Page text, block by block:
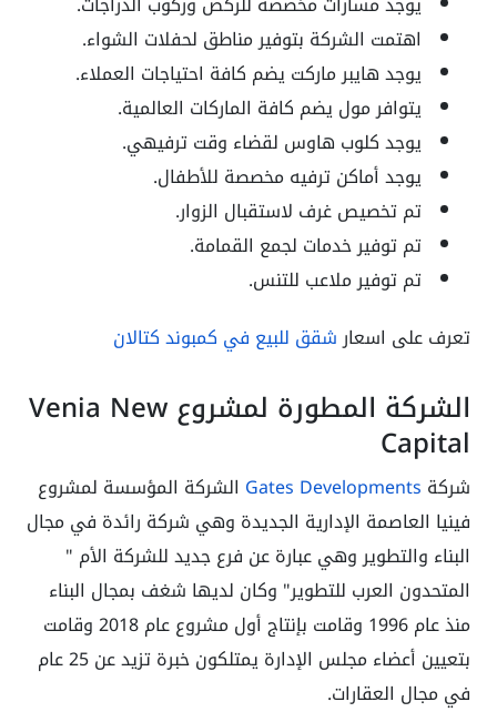
اهتمت الشركة بتوفير مناطق لحفلات الشواء.
يوجد هايبر ماركت يضم كافة احتياجات العملاء.
يتوافر مول يضم كافة الماركات العالمية.
يوجد كلوب هاوس لقضاء وقت ترفيهي.
يوجد أماكن ترفيه مخصصة للأطفال.
تم تخصيص غرف لاستقبال الزوار.
تم توفير خدمات لجمع القمامة.
تم توفير ملاعب للتنس.
تعرف على اسعارشقق للبيع في كمبوند كتالان
الشركة المطورة لمشروع Venia New
Capital
شركة Gates Developments الشركة المؤسسة لمشروع
فينيا العاصمة الإدارية الجديدة وهي شركة رائدة في مجال
البناء والتطوير وهي عبارة عن فرع جديد للشركة الأم "
المتحدون العرب للتطوير" وكان لديها شغف بمجال البناء
منذ عام 1996 وقامت بإنتاج أول مشروع عام 2018 وقامت
بتعيين أعضاء مجلس الإدارة يمتلكون خبرة تزيد عن 25 عام
في مجال العقارات.